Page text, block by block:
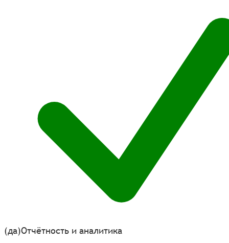
(да)Отчётность и аналитика